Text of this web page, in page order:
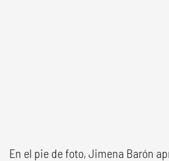
En el pie de foto, Jimena Barón